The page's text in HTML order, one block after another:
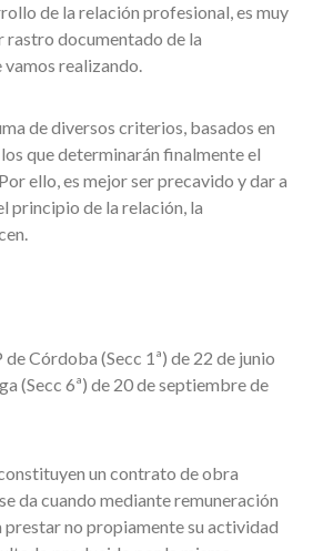
de la relación profesional, es muy
rastro documentado de la
realizando.
de diversos criterios, basados en
que determinarán finalmente el
ello, es mejor ser precavido y dar a
principio de la relación, la
Córdoba (Secc 1ª) de 22 de junio
(Secc 6ª) de 20 de septiembre de
un contrato de obra
da cuando mediante remuneración
prestar no propiamente su actividad